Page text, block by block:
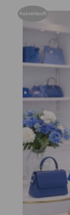
Ausverkauft